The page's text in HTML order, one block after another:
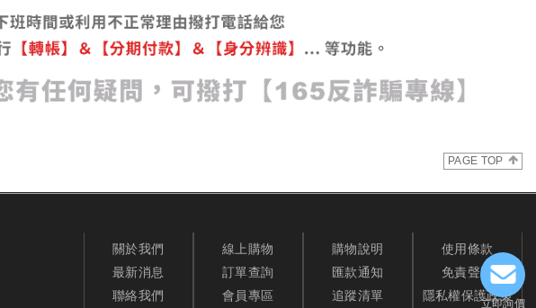
立即詢價
PAGE TOP
關於我們
最新消息
聯絡我們
線上購物
訂單查詢
會員專區
購物說明
匯款通知
追蹤清單
使用條款
免責聲明
隱私權保護政策